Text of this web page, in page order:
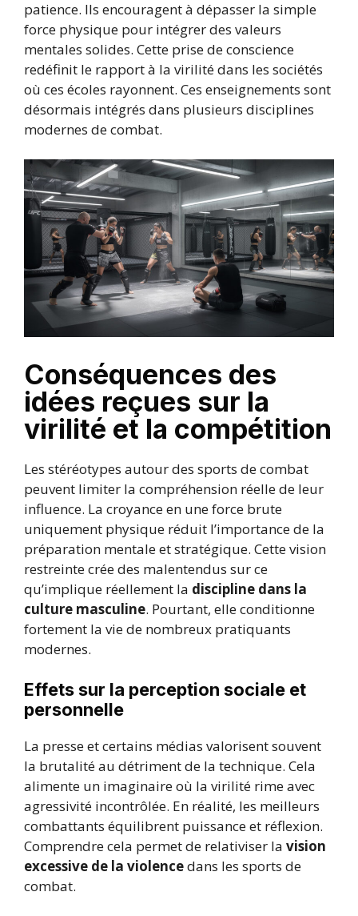
patience. Ils encouragent à dépasser la simple
force physique pour intégrer des valeurs
mentales solides. Cette prise de conscience
redéfinit le rapport à la virilité dans les sociétés
où ces écoles rayonnent. Ces enseignements sont
désormais intégrés dans plusieurs disciplines
modernes de combat.
Conséquences des
idées reçues sur la
virilité et la compétition
Les stéréotypes autour des sports de combat
peuvent limiter la compréhension réelle de leur
influence. La croyance en une force brute
uniquement physique réduit l’importance de la
préparation mentale et stratégique. Cette vision
restreinte crée des malentendus sur ce
qu’implique réellement la discipline dans la
culture masculine. Pourtant, elle conditionne
fortement la vie de nombreux pratiquants
modernes.
Effets sur la perception sociale et
personnelle
La presse et certains médias valorisent souvent
la brutalité au détriment de la technique. Cela
alimente un imaginaire où la virilité rime avec
agressivité incontrôlée. En réalité, les meilleurs
combattants équilibrent puissance et réflexion.
Comprendre cela permet de relativiser la vision
excessive de la violencedans les sports de
combat.